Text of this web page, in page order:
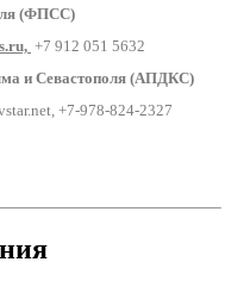
(ФПСС)
+7 912 051 5632
и Севастополя (АПДКС)
+7-978-824-2327